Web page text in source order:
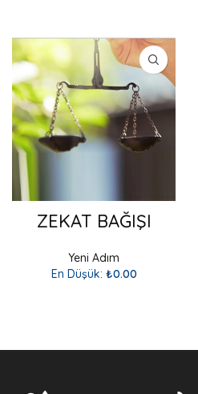
ZEKAT BAĞIŞI
Yeni Adım
En Düşük: ₺0.00